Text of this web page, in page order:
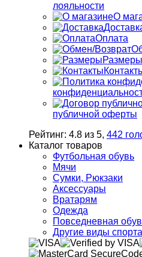
лояльности
О
Оплата
Размеры
публичной оферты
Рейтинг: 4.8 из 5, 442
Каталог товаров
Футбольная обувь
Мячи
Сумки, Рюкзаки
Аксессуары
Вратарям
Одежда
Повседневная
Другие виды спорта